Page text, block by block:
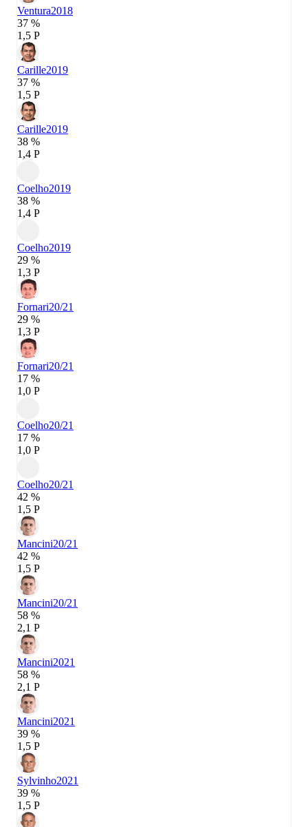
Ventura2018
37 %
1,5 P
Carille2019
37 %
1,5 P
Carille2019
38 %
1,4 P
Coelho2019
38 %
1,4 P
Coelho2019
29 %
1,3 P
Fornari20/21
29 %
1,3 P
Fornari20/21
17 %
1,0 P
Coelho20/21
17 %
1,0 P
Coelho20/21
42 %
1,5 P
Mancini20/21
42 %
1,5 P
Mancini20/21
58 %
2,1 P
Mancini2021
58 %
2,1 P
Mancini2021
39 %
1,5 P
Sylvinho2021
39 %
1,5 P